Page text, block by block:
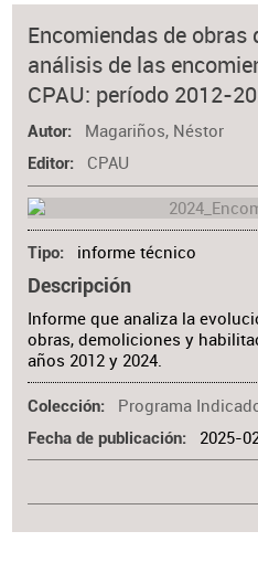
Encomiendas de obras
análisis de las
CPAU: período 2012-
Autor Magariños, Néstor
Editor CPAU
Tipo informe técnico
Descripción
Informe que analiza la
obras, demoliciones y
años 2012 y 2024.
Colección Programa
Fecha de publicación 2025-